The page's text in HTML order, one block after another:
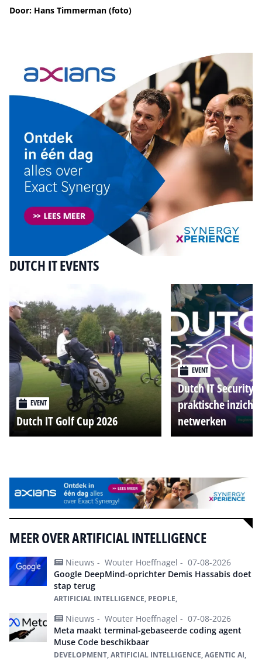
Door: Hans Timmerman (foto)
DUTCH IT EVENTS
EVENT
Dutch IT Golf Cup 2026
EVENT
Dutch IT Security
praktische
netwerken
MEER OVER ARTIFICIAL INTELLIGENCE
Nieuws - Wouter Hoeffnagel - 07-08-2026
Google DeepMind-oprichter Demis Hassabis doet
stap terug
ARTIFICIAL INTELLIGENCE, PEOPLE,
Nieuws - Wouter Hoeffnagel - 07-08-2026
Meta maakt terminal-gebaseerde coding agent
Muse Code beschikbaar
DEVELOPMENT, ARTIFICIAL INTELLIGENCE, AGENTIC AI,